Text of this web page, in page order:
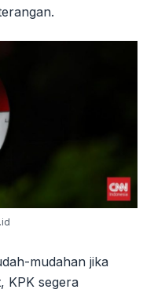
mudahan jika
KPK segera